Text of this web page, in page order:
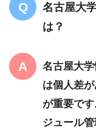
名古屋大
は？
名古屋大
は個人差
が重要で
ジュール管